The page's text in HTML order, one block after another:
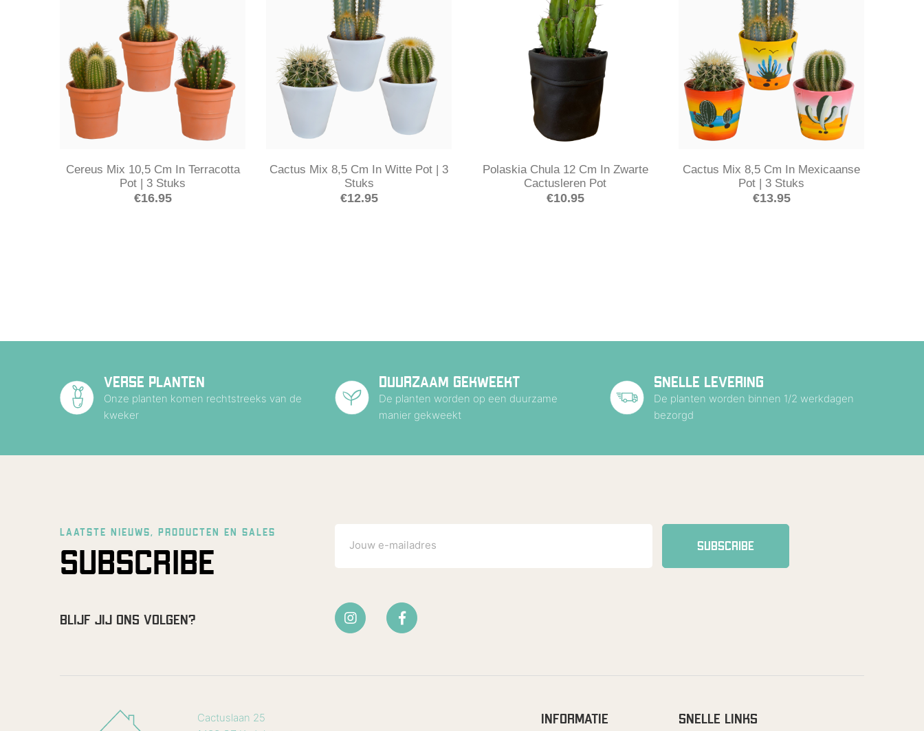
Cereus Mix 10,5 Cm In Terracotta
Pot | 3 Stuks
€16.95
Cactus Mix 8,5 Cm In Witte Pot | 3
Stuks
€12.95
Polaskia Chula 12 Cm In Zwarte
Cactusleren Pot
€10.95
Cactus Mix 8,5 Cm In Mexicaanse
Pot | 3 Stuks
€13.95
VERSE PLANTEN
Onze planten komen rechtstreeks van de
kweker
DUURZAAM GEKWEEKT
De planten worden op een duurzame
manier gekweekt
SNELLE LEVERING
De planten worden binnen 1/2 werkdagen
bezorgd
LAATSTE NIEUWS, PRODUCTEN EN SALES
SUBSCRIBE
BLIJF JIJ ONS VOLGEN?
SUBSCRIBE
Cactuslaan 25
INFORMATIE SNELLE LINKS